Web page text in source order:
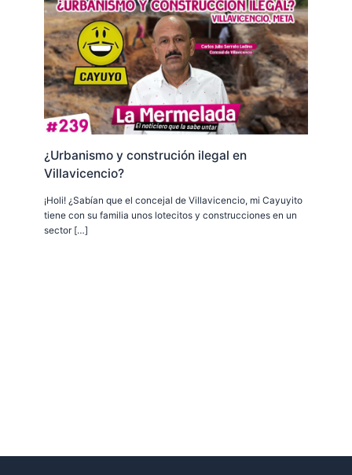
¿Urbanismo y construción ilegal en
Villavicencio?
¡Holi! ¿Sabían que el concejal de Villavicencio, mi Cayuyito
tiene con su familia unos lotecitos y construcciones en un
sector […]